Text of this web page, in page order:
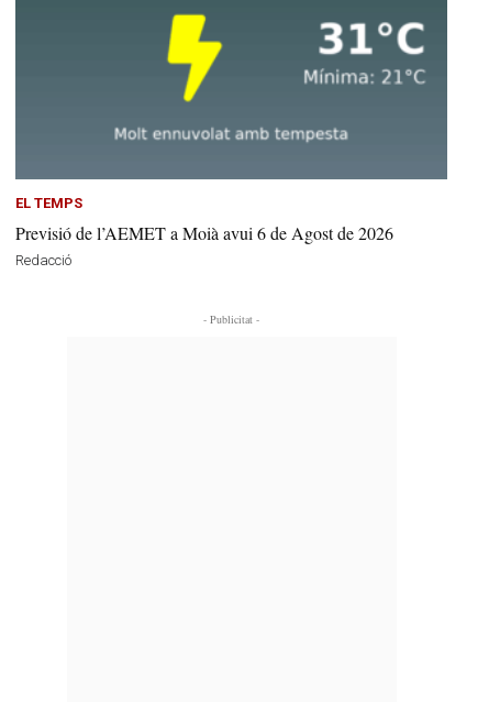
EL TEMPS
Previsió de l’AEMET a Moià avui 6 de Agost de 2026
Redacció
- Publicitat -